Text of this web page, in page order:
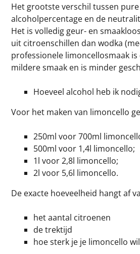
Het grootste verschil tussen
alcoholpercentage en de
Het is volledig geur- en
uit citroenschillen dan wodka
professionele limoncellosmaak
mildere smaak en is minder
Hoeveel alcohol heb ik
Voor het maken van limoncello
250ml voor 700ml
500ml voor 1,4l limoncello;
1l voor 2,8l limoncello;
2l voor 5,6l limoncello.
De exacte hoeveelheid hangt af
het aantal citroenen
de trektijd
hoe sterk je je limoncello